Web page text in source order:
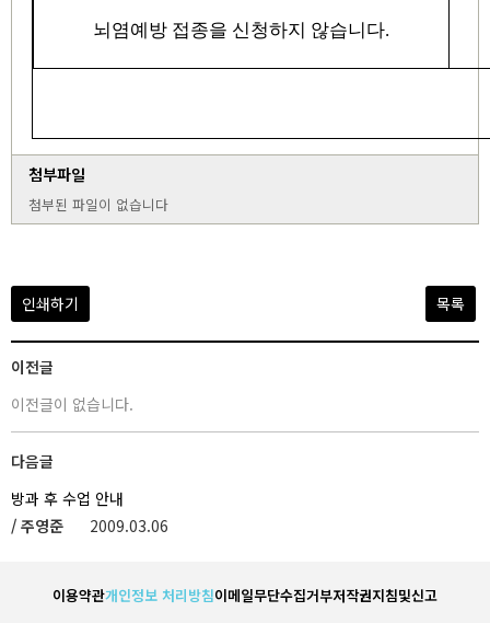
뇌염예방 접종을 신청하지 않습니다.
첨부파일
첨부된 파일이 없습니다
인쇄하기 목록
이전글
이전글이 없습니다.
다음글
방과 후 수업 안내
/ 주영준
2009.03.06
이용약관개인정보 처리방침이메일무단수집거부저작권지침및신고